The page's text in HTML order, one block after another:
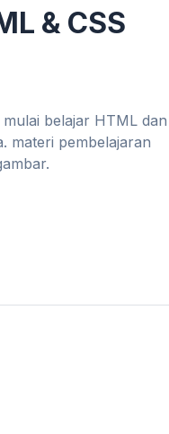
& CSS
belajar HTML dan
materi pembelajaran